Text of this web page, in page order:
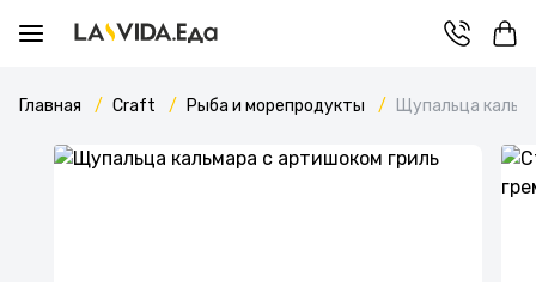
Главная Craft Рыба и морепродукты Щупальца